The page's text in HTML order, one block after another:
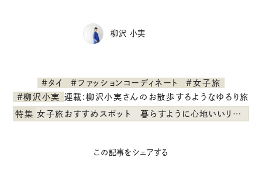
柳沢 小実
#タイ #ファッションコーディネート
#女子旅
#柳沢小実
連載:柳沢小実さんのお散歩するようなゆるり旅
特集 女子旅おすすめスポット 暮らすように心地いいリンネル旅ガイド
この記事をシェアする